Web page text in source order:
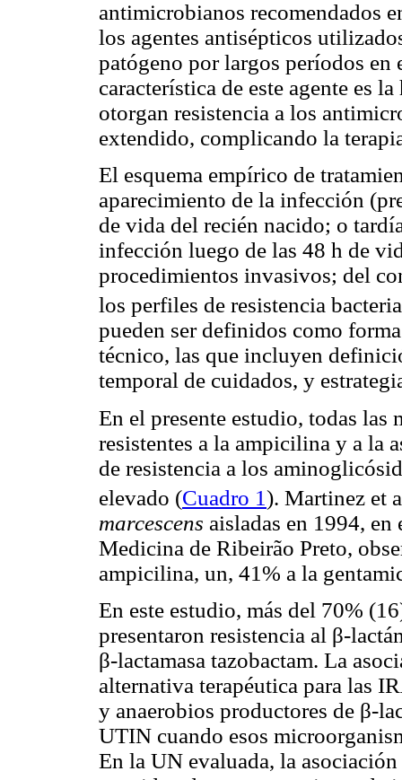
antimicrobianos recomendados
los agentes antisépticos
patógeno por largos períodos
característica de este agente es
otorgan resistencia a los
extendido, complicando la
El esquema empírico de
aparecimiento de la infección
de vida del recién nacido; o
infección luego de las 48 h de
procedimientos invasivos; del
los perfiles de resistencia
pueden ser definidos como
técnico, las que incluyen
temporal de cuidados, y
En el presente estudio, todas las
resistentes a la ampicilina y a la
de resistencia a los
elevado (Cuadro 1). Martinez et
marcescens aisladas en 1994,
Medicina de Ribeirão Preto,
ampicilina, un, 41% a la
En este estudio, más del 70%
presentaron resistencia al β-
β-lactamasa tazobactam. La
alternativa terapéutica para las
y anaerobios productores de β-
UTIN cuando esos
En la UN evaluada, la